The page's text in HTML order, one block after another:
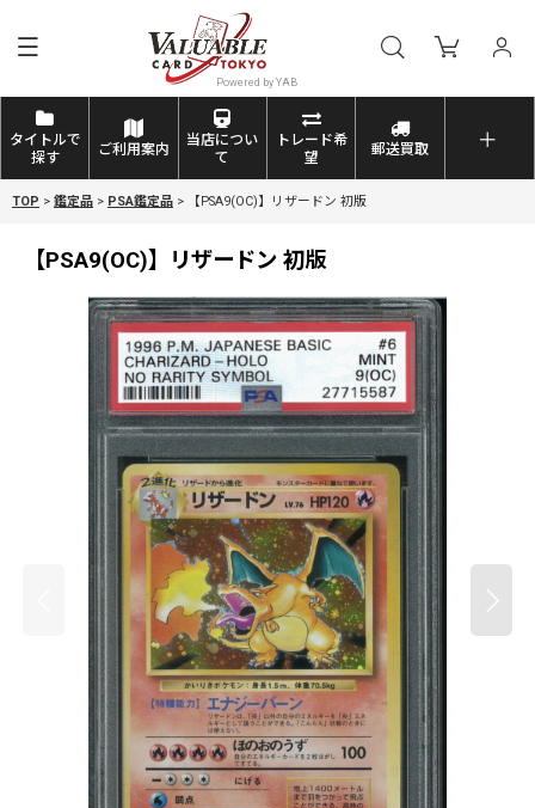
タイトルで
探す
ご利用案内
当店につい
て
トレード希
望
郵送買取
TOP > 鑑定品 > PSA鑑定品 > 【PSA9(OC)】リザードン 初版
【PSA9(OC)】リザードン 初版